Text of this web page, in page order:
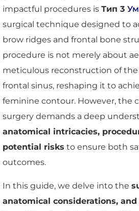
impactful procedures is Тип 3
surgical technique designed to
brow ridges and frontal bone
procedure is not merely about
meticulous reconstruction of
frontal sinus, reshaping it to
feminine contour. However, the
surgery demands a deep
anatomical intricacies,
potential risks to ensure both
outcomes.
In this guide, we delve into the
anatomical considerations, and